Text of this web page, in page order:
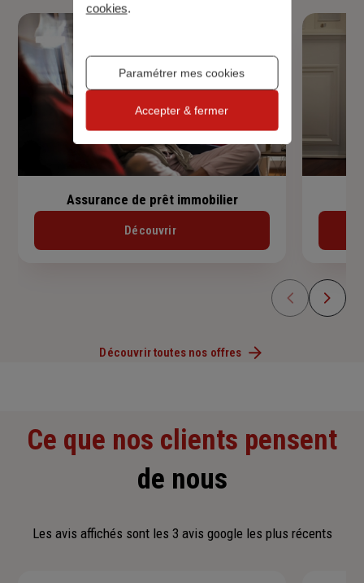
Assurance de prêt immobilier
Découvrir
Découvrir toutes nos offres
Ce que nos clients pensent
de nous
Les avis affichés sont les 3 avis google les plus récents
cookies.
Paramétrer mes cookies
Accepter & fermer